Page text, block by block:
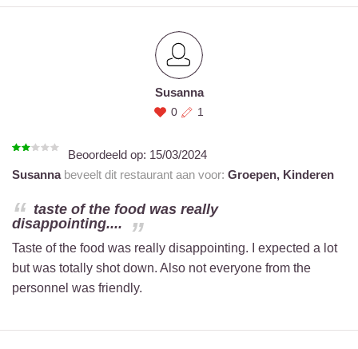
Susanna
0 1
Beoordeeld op: 15/03/2024
Susannabeveelt dit restaurant aan voor: Groepen, Kinderen
taste of the food was really
disappointing....
Taste of the food was really disappointing. I expected a lot
but was totally shot down. Also not everyone from the
personnel was friendly.